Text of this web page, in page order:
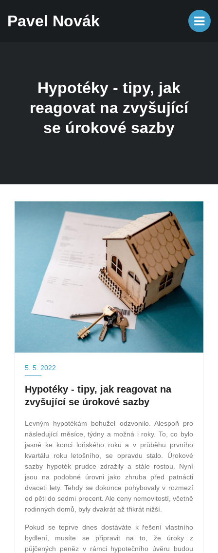
Pavel Novák
Hypotéky - tipy, jak
reagovat na zvyšující
se úrokové sazby
5. 5. 2022
Hypotéky - tipy, jak reagovat na
zvyšující se úrokové sazby
Levným hypotékám bohužel odzvonilo. Alespoň pro
následující měsíce, týdny a možná i roky. To, co bylo
jasné ke konci loňského roku a v průběhu prvního
kvartálu roku letošního, se opravdu stalo. Úrokové
sazby hypoték prudce zdražily a stále rostou. Nyní
jsou na podobné úrovni jako zhruba před patnácti
dvaceti lety. Tehdy se dokonce pohybovaly v rozmezí
od pěti do sedmi procent. Ale ceny nemovitostí, včetně
rodinných domů, byly dvakrát až třikrát nižší.
Pokud se teprve dnes dostáváte k řešení vlastního
bydlení, musíte se připravit na to, že úroky z
půjčených peněz v rámci hypotečního úvěru budou